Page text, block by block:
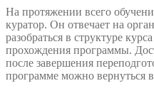
На протяжении всего
куратор. Он отвечает на
разобраться в структуре
прохождения программы.
после завершения
программе можно вернуться